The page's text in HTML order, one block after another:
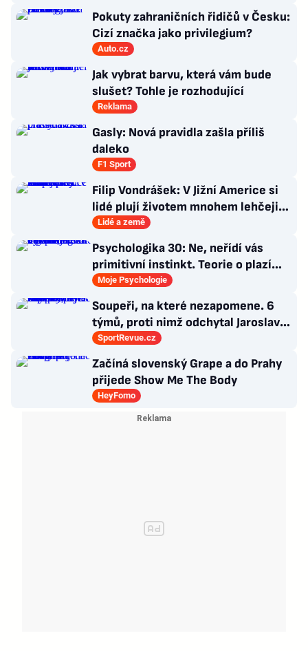
Pokuty zahraničních řidičů v Česku:
Cizí značka jako privilegium?
Auto.cz
Jak vybrat barvu, která vám bude
slušet? Tohle je rozhodující
Reklama
Gasly: Nová pravidla zašla příliš
daleko
F1 Sport
Filip Vondrášek: V Jižní Americe si
lidé plují životem mnohem lehčeji,
věci tolik neřeší
Lidé a země
Psychologika 30: Ne, neřídí vás
primitivní instinkt. Teorie o plazím
mozku jen dokonalá výmluva
Moje Psychologie
Soupeři, na které nezapomene. 6
týmů, proti nimž odchytal Jaroslav
Drobný nejvíc zápasů v kariéře
SportRevue.cz
Začíná slovenský Grape a do Prahy
přijede Show Me The Body
HeyFomo